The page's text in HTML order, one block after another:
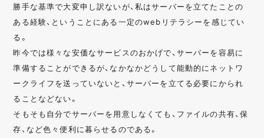
勝手な基準で大変申し訳ないが、私はサーバーを立てたことの
ある経験、ということにある一定のwebリテラシーを感じてい
る。
昨今では様々な安価なサービスのおかげで、サーバーを容易に
準備することができるが、なかなかどうして能動的にネットワ
ークライフを送っていないと、サーバーを立てる必要にかられ
ることなどない。
そもそも自分でサーバーを用意しなくても、ファイルの共有、保
存、など色々便利に暮らせるのである。